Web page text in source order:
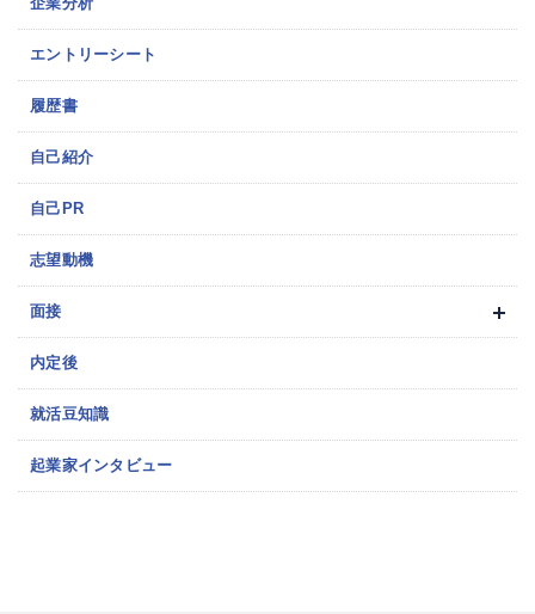
エントリーシート
履歴書
自己紹介
自己PR
志望動機
面接
内定後
就活豆知識
起業家インタビュー